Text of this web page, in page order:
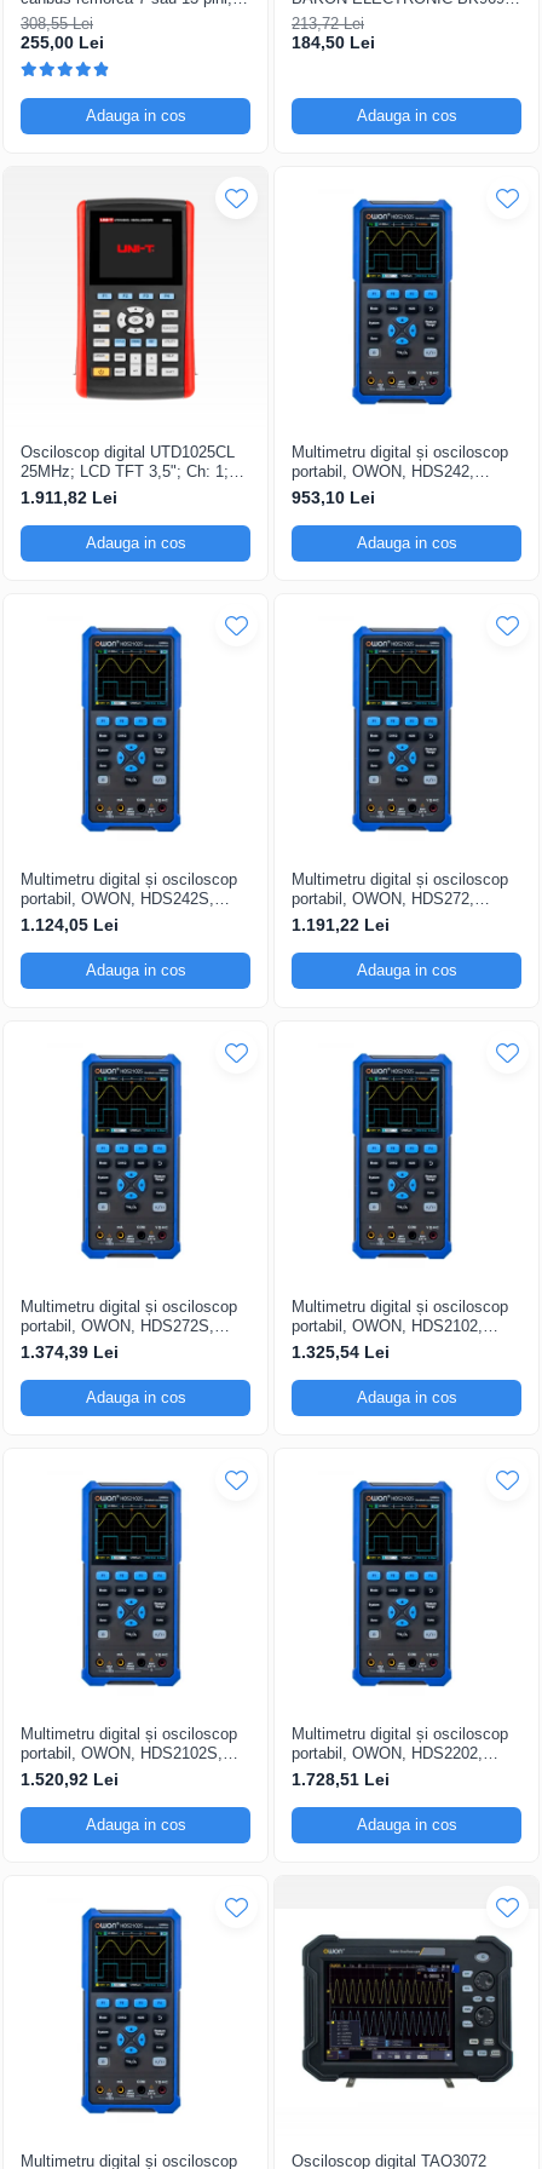
12V Universal
308,55 Lei
255,00 Lei
Adauga in cos
200...480°C control analogic, cu
buton
213,72 Lei
184,50 Lei
Adauga in cos
Osciloscop digital UTD1025CL
25MHz; LCD TFT 3,5"; Ch: 1;
250Msps; 12kpts compatibil cu
Decodificare serială
1.911,82 Lei
Adauga in cos
Multimetru digital și osciloscop
portabil, OWON, HDS242,
200mV-1kV, 200mA-
953,10 Lei
Adauga in cos
Multimetru digital și osciloscop
portabil, OWON, HDS242S,
200mV-1kV, 200mA-
1.124,05 Lei
Adauga in cos
Multimetru digital și osciloscop
portabil, OWON, HDS272,
200mV-1kV, 200mA-
1.191,22 Lei
Adauga in cos
Multimetru digital și osciloscop
portabil, OWON, HDS272S,
200mV-1kV, 200mA-
1.374,39 Lei
Adauga in cos
Multimetru digital și osciloscop
portabil, OWON, HDS2102,
200mV-1kV, 200mA-
1.325,54 Lei
Adauga in cos
Multimetru digital și osciloscop
portabil, OWON, HDS2102S,
200mV-1kV, 200mA-
1.520,92 Lei
Adauga in cos
Multimetru digital și osciloscop
portabil, OWON, HDS2202,
200mV-1kV, 200mA-
1.728,51 Lei
Adauga in cos
Multimetru digital și osciloscop Osciloscop digital TAO3072